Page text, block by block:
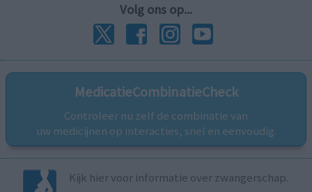
Volg ons op...
MedicatieCombinatieCheck
Controleer nu zelf de combinatie van
uw medicijnen op interacties, snel en eenvoudig.
Kijk hier voor informatie over zwangerschap.